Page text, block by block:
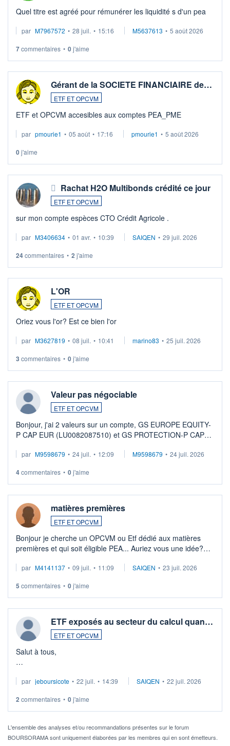
Quel titre est agréé pour rémunérer les liquidité s d'un pea
par M7967572 • 28 juil. • 15:16 M5637613 • 5 août 2026
7commentaires • 0j'aime
Gérant de la SOCIETE FINANCIAIRE de…
ETF ET OPCVM
ETF et OPCVM accesibles aux comptes PEA_PME
par pmourie1 • 05 août • 17:16 pmourie1 • 5 août 2026
0j'aime
Rachat H2O Multibonds crédité ce jour
ETF ET OPCVM
sur mon compte espèces CTO Crédit Agricole .
par M3406634 • 01 avr. • 10:39 SAIQEN • 29 juil. 2026
24commentaires • 2 j'aime
L'OR
ETF ET OPCVM
Oriez vous l'or? Est ce bien l'or
par M3627819 • 08 juil. • 10:41 marino83 • 25 juil. 2026
3 commentaires • 0j'aime
Valeur pas négociable
ETF ET OPCVM
Bonjour, j'ai 2 valeurs sur un compte, GS EUROPE EQUITY-
P CAP EUR (LU0082087510) et GS PROTECTION-P CAP
veux procéder à la vente, on me signale ...
par M9598679 • 24 juil. • 12:09 M9598679 • 24 juil. 2026
4commentaires • 0j'aime
matières premières
ETF ET OPCVM
Bonjour je cherche un OPCVM ou Etf dédié aux matières
premières et qui soit éligible PEA... Auriez vous une idée?
par M4141137 • 09 juil. • 11:09 SAIQEN • 23 juil. 2026
5 commentaires • 0j'aime
ETF exposés au secteur du calcul quan…
ETF ET OPCVM
Salut à tous,
via un ETF plutôt que des actions individuelles.
Idéalement, je voudrais qu'il soit éligible au PEA.
Pour l' ...
par jeboursicote • 22 juil. • 14:39 SAIQEN • 22 juil. 2026
2 commentaires • 0j'aime
L'ensemble des analyses et/ou recommandations présentes sur le forum
BOURSORAMA sont uniquement élaborées par les membres qui en sont émetteurs.